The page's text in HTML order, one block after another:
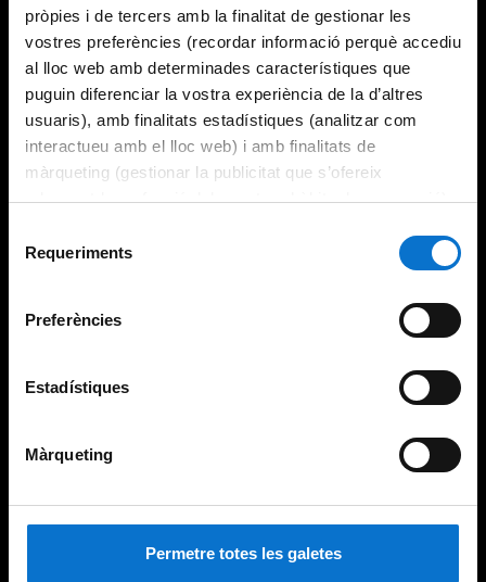
pròpies i de tercers amb la finalitat de gestionar les
vostres preferències (recordar informació perquè accediu
al lloc web amb determinades característiques que
puguin diferenciar la vostra experiència de la d’altres
usuaris), amb finalitats estadístiques (analitzar com
interactueu amb el lloc web) i amb finalitats de
màrqueting (gestionar la publicitat que s’ofereix
adequant-la en funció dels vostres hàbits de navegació).
consultar laPolítica de galetes del lloc web de la
Requeriments
Preferències
Estadístiques
Màrqueting
Permetre totes les galetes